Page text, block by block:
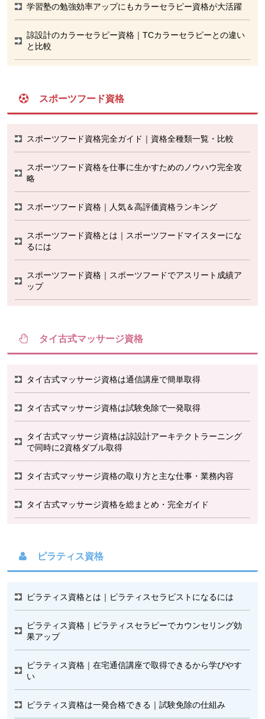
学習塾の勉強効率アップにもカラーセラピー資格が大活躍
諒設計のカラーセラピー資格｜TCカラーセラピーとの違い
と比較
スポーツフード資格
スポーツフード資格完全ガイド｜資格全種類一覧・比較
スポーツフード資格を仕事に生かすためのノウハウ完全攻
略
スポーツフード資格｜人気＆高評価資格ランキング
スポーツフード資格とは｜スポーツフードマイスターにな
るには
スポーツフード資格｜スポーツフードでアスリート成績ア
ップ
タイ古式マッサージ資格
タイ古式マッサージ資格は通信講座で簡単取得
タイ古式マッサージ資格は試験免除で一発取得
タイ古式マッサージ資格は諒設計アーキテクトラーニング
で同時に2資格ダブル取得
タイ古式マッサージ資格の取り方と主な仕事・業務内容
タイ古式マッサージ資格を総まとめ・完全ガイド
ピラティス資格
ピラティス資格とは｜ピラティスセラピストになるには
ピラティス資格｜ピラティスセラピーでカウンセリング効
果アップ
ピラティス資格｜在宅通信講座で取得できるから学びやす
い
ピラティス資格は一発合格できる｜試験免除の仕組み